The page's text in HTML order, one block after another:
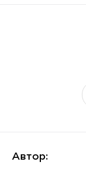
Автор: